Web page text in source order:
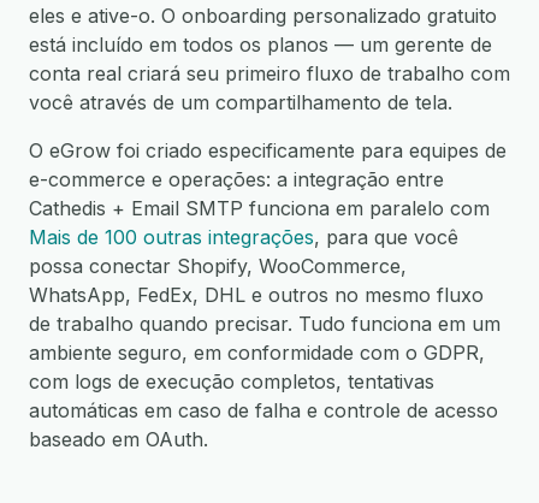
eles e ative-o. O onboarding personalizado gratuito
está incluído em todos os planos — um gerente de
conta real criará seu primeiro fluxo de trabalho com
você através de um compartilhamento de tela.
O eGrow foi criado especificamente para equipes de
e-commerce e operações: a integração entre
Cathedis + Email SMTP funciona em paralelo com
Mais de 100 outras integrações, para que você
possa conectar Shopify, WooCommerce,
WhatsApp, FedEx, DHL e outros no mesmo fluxo
de trabalho quando precisar. Tudo funciona em um
ambiente seguro, em conformidade com o GDPR,
com logs de execução completos, tentativas
automáticas em caso de falha e controle de acesso
baseado em OAuth.